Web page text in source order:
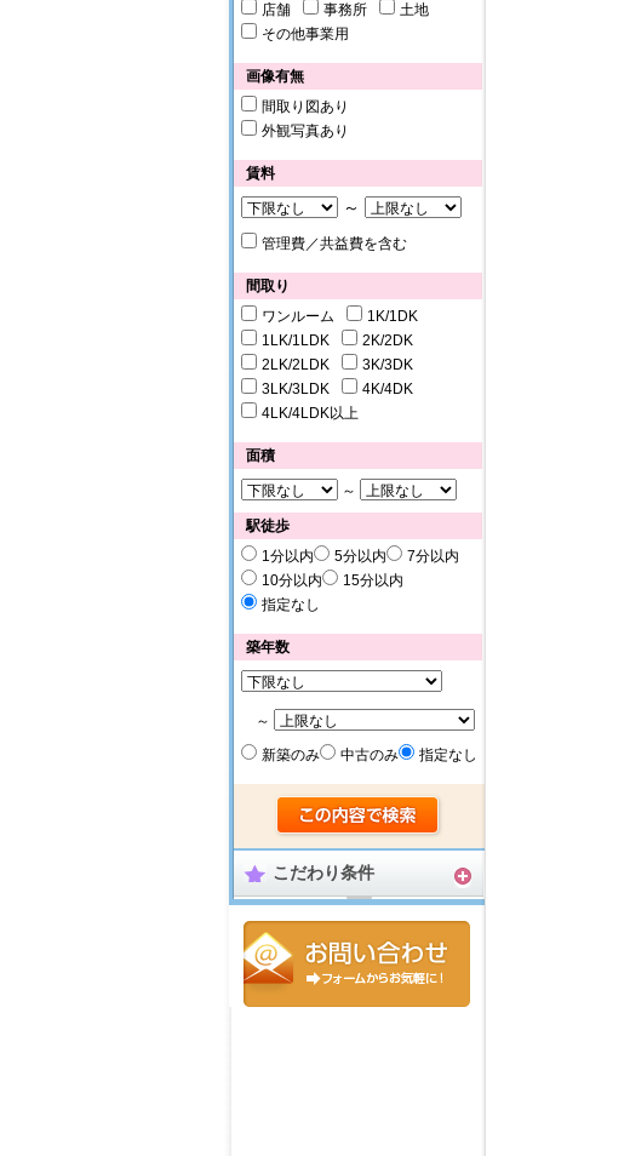
店舗
事務所
土地
その他事業用
画像有無
間取り図あり
外観写真あり
賃料
～
管理費／共益費を含む
間取り
ワンルーム
1K/1DK
1LK/1LDK
2K/2DK
2LK/2LDK
3K/3DK
3LK/3LDK
4K/4DK
4LK/4LDK以上
面積
～
駅徒歩
1分以内
5分以内
7分以内
10分以内
15分以内
指定なし
築年数
～
新築のみ
中古のみ 指定なし
こだわり条件